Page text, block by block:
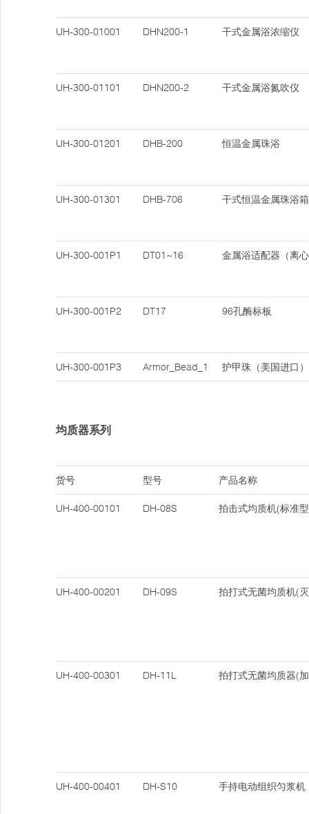
UH-300-01001 DHN200-1 干式金属浴浓缩仪
UH-300-01101 DHN200-2 干式金属浴氮吹仪
UH-300-01201 DHB-200 恒温金属珠浴
UH-300-01301 DHB-706 干式恒温金属珠浴
UH-300-001P1 DT01~16 金属浴适配器（离
UH-300-001P2 DT17 96孔酶标板
UH-300-001P3 Armor_Bead_1 护甲珠（美国进口）
均质器系列
货号 型号 产品名称
UH-400-00101 DH-08S 拍击式均质机(标准
UH-400-00201 DH-09S 拍打式无菌均质机(
UH-400-00301 DH-11L 拍打式无菌均质器(
UH-400-00401 DH-S10 手持电动组织匀浆机